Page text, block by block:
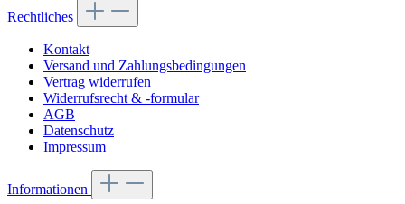
Rechtliches
Kontakt
Versand und Zahlungsbedingungen
Vertrag widerrufen
Widerrufsrecht & -formular
AGB
Datenschutz
Impressum
Informationen